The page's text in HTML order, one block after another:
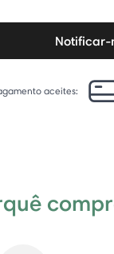
Notificar-
aceites: